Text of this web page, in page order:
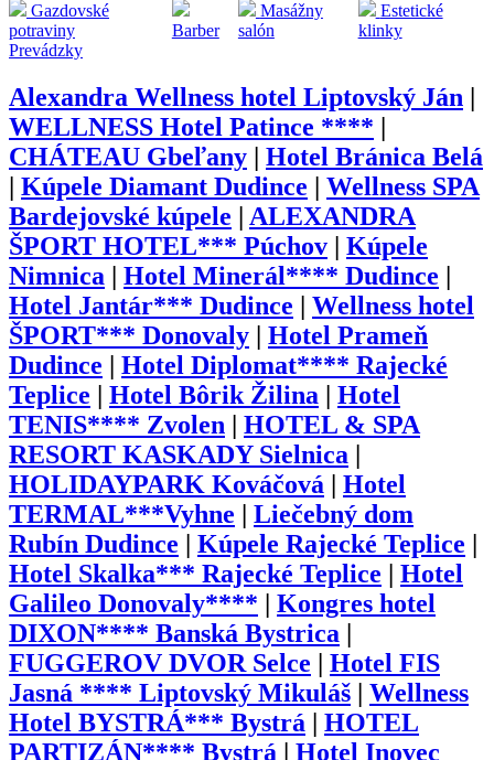
Gazdovské
potraviny
Barber
Masážny
salón
Estetické
klinky
Prevádzky
Alexandra Wellness hotel Liptovský Ján
WELLNESS Hotel Patince ****
CHÁTEAU Gbeľany
Hotel Bránica Belá
Kúpele Diamant Dudince
Wellness SPA
Bardejovské kúpele
ALEXANDRA
ŠPORT HOTEL*** Púchov
Kúpele
Nimnica
Hotel Minerál**** Dudince
Hotel Jantár*** Dudince
Wellness hotel
ŠPORT*** Donovaly
Hotel Prameň
Dudince
Hotel Diplomat**** Rajecké
Teplice
Hotel Bôrik Žilina
Hotel
TENIS**** Zvolen
HOTEL & SPA
RESORT KASKADY Sielnica
HOLIDAYPARK Kováčová
Hotel
TERMAL***Vyhne
Liečebný dom
Rubín Dudince
Kúpele Rajecké Teplice
Hotel Skalka*** Rajecké Teplice
Hotel
Galileo Donovaly****
Kongres hotel
DIXON**** Banská Bystrica
FUGGEROV DVOR Selce
Hotel FIS
Jasná **** Liptovský Mikuláš
Wellness
Hotel BYSTRÁ*** Bystrá
HOTEL
PARTIZÁN**** Bystrá
Hotel Inovec